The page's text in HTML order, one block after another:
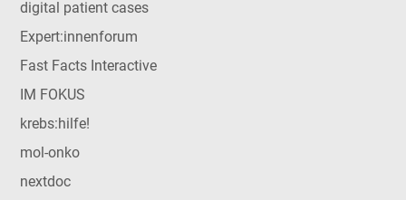
digital patient cases
Expert:innenforum
Fast Facts Interactive
IM FOKUS
krebs:hilfe!
mol-onko
nextdoc